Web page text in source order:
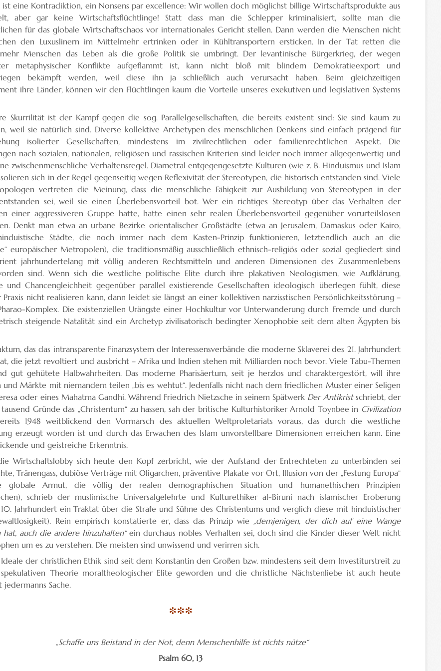
ist eine Kontradiktion, ein Nonsens par excellence: Wir wollen doch möglichst billige Wirtschaftsprodukte aus
aber gar keine Wirtschaftsflüchtlinge! Statt dass man die Schlepper kriminalisiert, sollte man die
für das globale Wirtschaftschaos vor internationales Gericht stellen. Dann werden die Menschen nicht
den Luxuslinern im Mittelmehr ertrinken oder in Kühltransportern ersticken. In der Tat retten die
mehr Menschen das Leben als die große Politik sie umbringt. Der levantinische Bürgerkrieg, der wegen
metaphysischer Konflikte aufgeflammt ist, kann nicht bloß mit blindem Demokratieexport und
bekämpft werden, weil diese ihn ja schließlich auch verursacht haben. Beim gleichzeitigen
ihre Länder, können wir den Flüchtlingen kaum die Vorteile unseres exekutiven und legislativen Systems
Skurrilität ist der Kampf gegen die sog. Parallelgesellschaften, die bereits existent sind: Sie sind kaum zu
weil sie natürlich sind. Diverse kollektive Archetypen des menschlichen Denkens sind einfach prägend für
isolierter Gesellschaften, mindestens im zivilrechtlichen oder familienrechtlichen Aspekt. Die
nach sozialen, nationalen, religiösen und rassischen Kriterien sind leider noch immer allgegenwertig und
zwischenmenschliche Verhaltensregel. Diametral entgegengesetzte Kulturen (wie z. B. Hinduismus und Islam
sich in der Regel gegenseitig wegen Reflexivität der Stereotypen, die historisch entstanden sind. Viele
vertreten die Meinung, dass die menschliche Fähigkeit zur Ausbildung von Stereotypen in der
sei, weil sie einen Überlebensvorteil bot. Wer ein richtiges Stereotyp über das Verhalten der
einer aggressiveren Gruppe hatte, hatte einen sehr realen Überlebensvorteil gegenüber vorurteilslosen
Denkt man etwa an urbane Bezirke orientalischer Großstädte (etwa an Jerusalem, Damaskus oder Kairo,
Städte, die noch immer nach dem Kasten-Prinzip funktionieren, letztendlich auch an die
europäischer Metropolen), die traditionsmäßig ausschließlich ethnisch-religiös oder sozial gegliedert sind
jahrhundertelang mit völlig anderen Rechtsmitteln und anderen Dimensionen des Zusammenlebens
sind. Wenn sich die westliche politische Elite durch ihre plakativen Neologismen, wie Aufklärung,
und Chancengleichheit gegenüber parallel existierende Gesellschaften ideologisch überlegen fühlt, diese
nicht realisieren kann, dann leidet sie längst an einer kollektiven narzisstischen Persönlichkeitsstörung –
Komplex. Die existenziellen Urängste einer Hochkultur vor Unterwanderung durch Fremde und durch
steigende Natalität sind ein Archetyp zivilisatorisch bedingter Xenophobie seit dem alten Ägypten bis
das das intransparente Finanzsystem der Interessensverbände die moderne Sklaverei des 21. Jahrhundert
die jetzt revoltiert und ausbricht – Afrika und Indien stehen mit Milliarden noch bevor. Viele Tabu-Themen
gut gehütete Halbwahrheiten. Das moderne Pharisäertum, seit je herzlos und charaktergestört, will ihre
und Märkte mit niemandem teilen „bis es wehtut“. Jedenfalls nicht nach dem friedlichen Muster einer Seligen
oder eines Mahatma Gandhi. Während Friedrich Nietzsche in seinem Spätwerk Der Antikristschriebt, der
tausend Gründe das „Christentum“ zu hassen, sah der britische Kulturhistoriker Arnold Toynbee in Civilization
1948 weitblickend den Vormarsch des aktuellen Weltproletariats voraus, das durch die westliche
erzeugt worden ist und durch das Erwachen des Islam unvorstellbare Dimensionen erreichen kann. Eine
und geistreiche Erkenntnis.
Wirtschaftslobby sich heute den Kopf zerbricht, wie der Aufstand der Entrechteten zu unterbinden sei
Tränengass, dubiöse Verträge mit Oligarchen, präventive Plakate vor Ort, Illusion von der „Festung Europa“
globale Armut, die völlig der realen demographischen Situation und humanethischen Prinzipien
schrieb der muslimische Universalgelehrte und Kulturethiker al-Biruni nach islamischer Eroberung
Jahrhundert ein Traktat über die Strafe und Sühne des Christentums und verglich diese mit hinduistischer
Rein empirisch konstatierte er, dass das Prinzip wie „demjenigen, der dich auf eine Wange
hat, auch die andere hinzuhalten“ein durchaus nobles Verhalten sei, doch sind die Kinder dieser Welt nicht
um es zu verstehen. Die meisten sind unwissend und verirren sich.
der christlichen Ethik sind seit dem Konstantin den Großen bzw. mindestens seit dem Investiturstreit zu
Theorie moraltheologischer Elite geworden und die christliche Nächstenliebe ist auch heute
Sache.
***
„Schaffe uns Beistand in der Not, denn Menschenhilfe ist nichts nütze“
Psalm 60, 13